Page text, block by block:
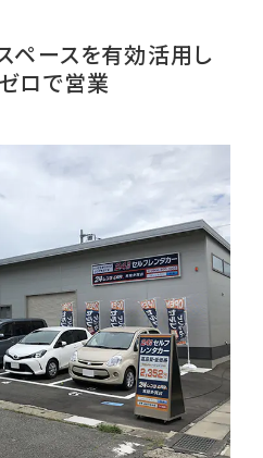
ペースを有効活用し
ロで営業